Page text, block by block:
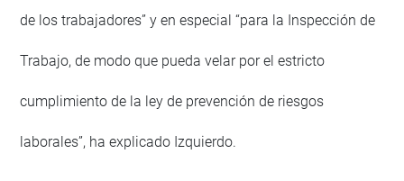
de los trabajadores” y en especial “para la Inspección de
Trabajo, de modo que pueda velar por el estricto
cumplimiento de la ley de prevención de riesgos
laborales”, ha explicado Izquierdo.